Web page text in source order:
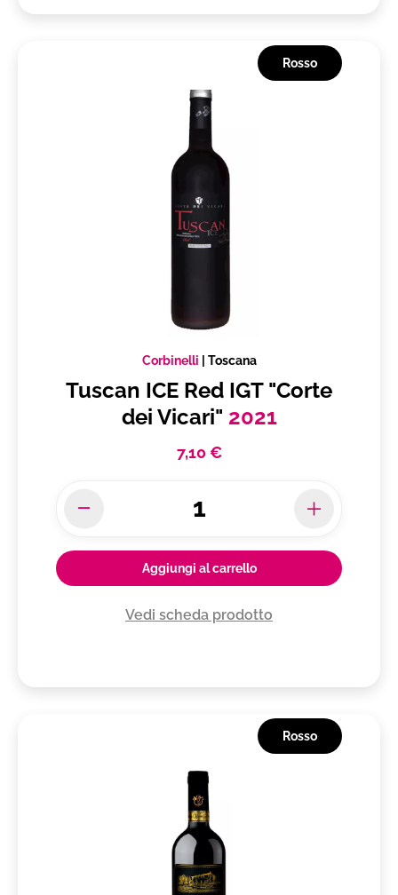
Rosso
Corbinelli | Toscana
Tuscan ICE Red IGT "Corte
dei Vicari" 2021
7,10 €
Aggiungi al carrello
Vedi scheda prodotto
Rosso